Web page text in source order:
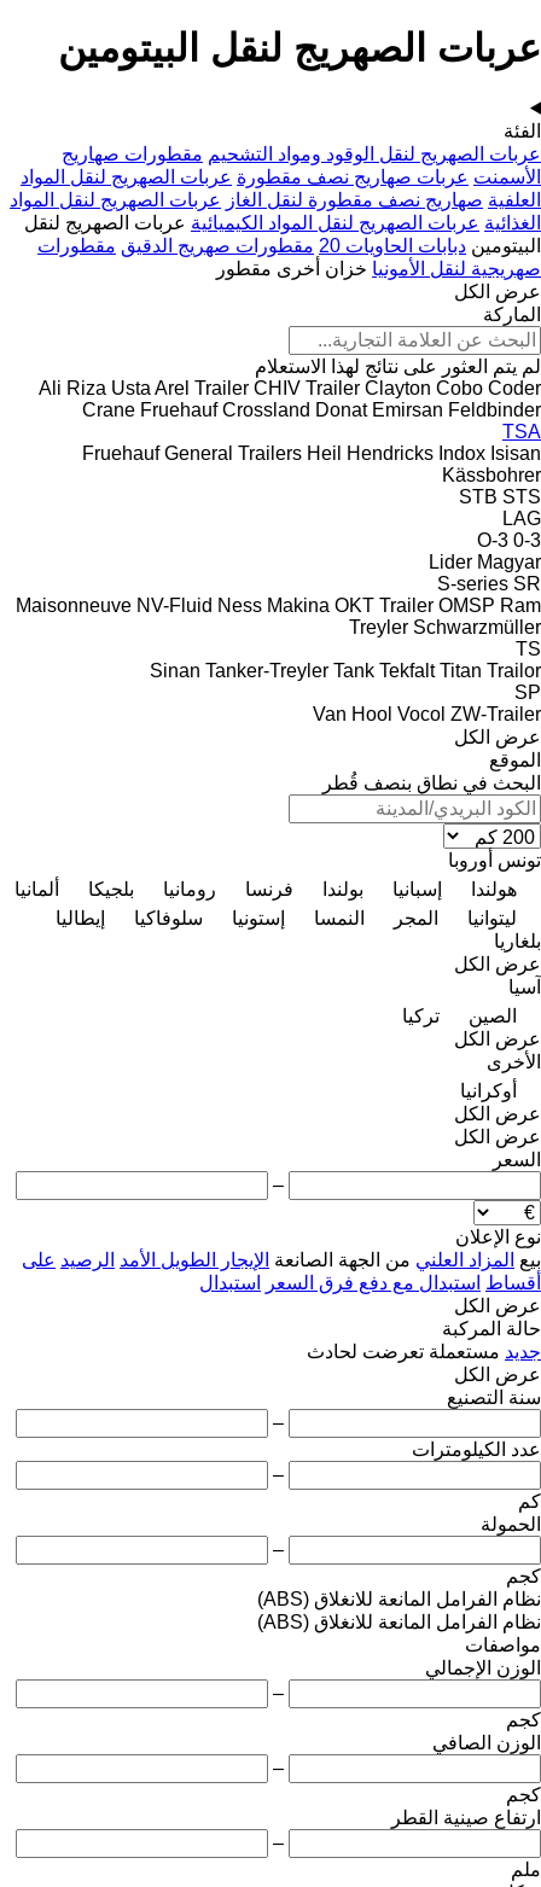
عربات الصهريج لنقل البيتومين
الفئة
عربات الصهريج لنقل الوقود ومواد التشحيم مقطورات صهاريج
الأسمنت عربات صهاريج نصف مقطورة عربات الصهريج لنقل المواد
العلفية صهاريج نصف مقطورة لنقل الغاز عربات الصهريج لنقل المواد
الغذائية عربات الصهريج لنقل المواد الكيميائية عربات الصهريج لنقل
البيتومين دبابات الحاويات 20 مقطورات صهريج الدقيق مقطورات
صهريجية لنقل الأمونيا خزان أخرى مقطور
عرض الكل
الماركة
لم يتم العثور على نتائج لهذا الاستعلام
Ali Riza Usta Arel Trailer CHIV Trailer Clayton Cobo Coder
Crane Fruehauf Crossland Donat Emirsan Feldbinder
TSA
Fruehauf General Trailers Heil Hendricks Indox Isisan
Kässbohrer
STB STS
LAG
0-3
O-3
Lider Magyar
S-series SR
Maisonneuve NV-Fluid Ness Makina OKT Trailer OMSP Ram
Treyler Schwarzmüller
TS
Sinan Tanker-Treyler Tank Tekfalt Titan Trailor
SP
Van Hool Vocol ZW-Trailer
عرض الكل
الموقع
البحث في نطاق بنصف قُطر
تونس أوروبا
هولندا
إسبانيا بولندا فرنسا رومانيا بلجيكا
ألمانيا
ليتوانيا
المجر النمسا إستونيا سلوفاكيا
إيطاليا
بلغاريا
عرض الكل
آسيا
الصين
تركيا
عرض الكل
الأخرى
أوكرانيا
عرض الكل
عرض الكل
السعر
–
نوع الإعلان
بيع المزاد العلني من الجهة الصانعة الإيجار الطويل الأمد الرصيد على
أقساط استبدال مع دفع فرق السعر
استبدال
عرض الكل
حالة المركبة
جديد مستعملة تعرضت لحادث
عرض الكل
سنة التصنيع
–
عدد الكيلومترات
–
كم
الحمولة
–
كجم
نظام الفرامل المانعة للانغلاق (ABS)
نظام الفرامل المانعة للانغلاق (ABS)
مواصفات
الوزن الإجمالي
–
كجم
الوزن الصافي
–
كجم
ارتفاع صينية القطر
–
ملم